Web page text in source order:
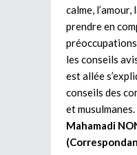
calme,
prendre en
les conseils
est allée
conseils des
et musulmanes.
Mahamadi